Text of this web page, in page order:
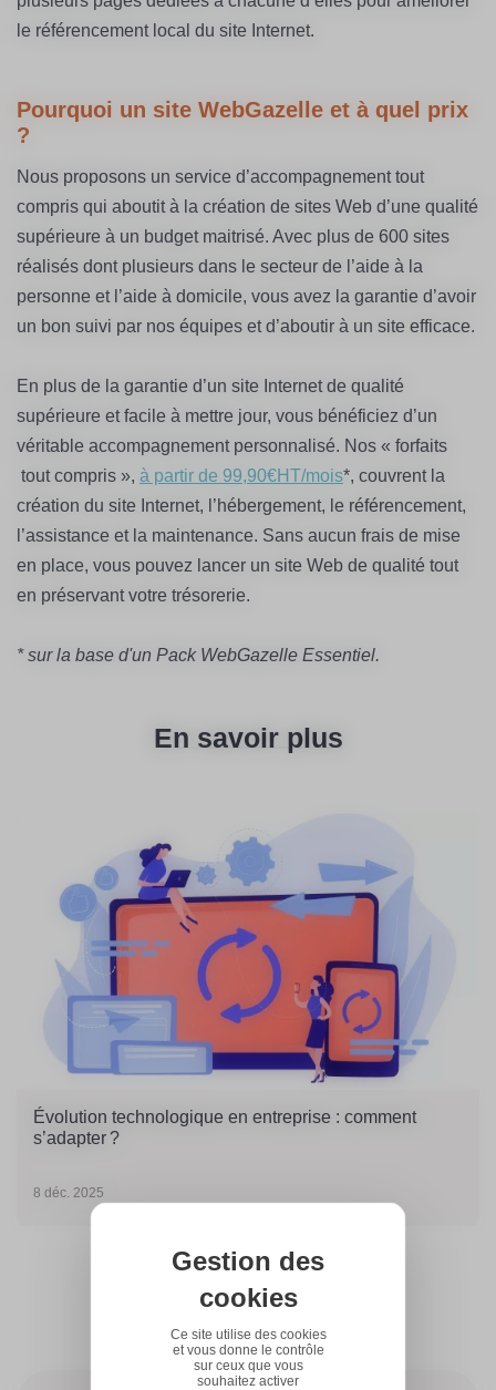
le référencement local du site Internet.
Pourquoi un site WebGazelle et à quel prix
?
Nous proposons un service d’accompagnement tout
compris qui aboutit à la création de sites Web d’une qualité
supérieure à un budget maitrisé. Avec plus de 600 sites
réalisés dont plusieurs dans le secteur de l’aide à la
personne et l’aide à domicile, vous avez la garantie d’avoir
un bon suivi par nos équipes et d’aboutir à un site efficace.
En plus de la garantie d’un site Internet de qualité
supérieure et facile à mettre jour, vous bénéficiez d’un
véritable accompagnement personnalisé. Nos « forfaits
tout compris », à partir de 99,90€HT/mois*, couvrent la
création du site Internet, l’hébergement, le référencement,
l’assistance et la maintenance. Sans aucun frais de mise
en place, vous pouvez lancer un site Web de qualité tout
en préservant votre trésorerie.
* sur la base d'un Pack WebGazelle Essentiel.
En savoir plus
Évolution technologique en entreprise : comment
s’adapter ?
8 déc. 2025
Gestion des
cookies
Ce site utilise des cookies
et vous donne le contrôle
sur ceux que vous
souhaitez activer